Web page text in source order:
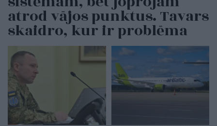
atrod vājos punktus. Tavars
skaidro, kur ir problēma